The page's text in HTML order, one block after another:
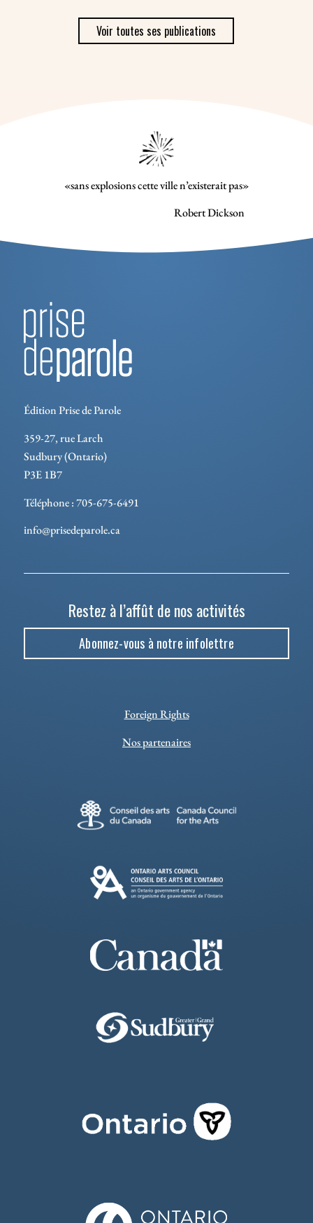
Voir toutes ses publications
«sans explosions cette ville n’existerait pas»
Robert Dickson
Édition Prise de Parole
359-27, rue Larch
Sudbury (Ontario)
P3E 1B7
Téléphone : 705-675-6491
info@prisedeparole.ca
Restez à l’affût de nos activités
Abonnez-vous à notre infolettre
Foreign Rights
Nos partenaires